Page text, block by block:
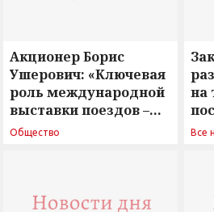
Акционер Борис
Ушерович: «Ключевая
роль международной
выставки поездов –
поиск ответов на
Общество
на
Все